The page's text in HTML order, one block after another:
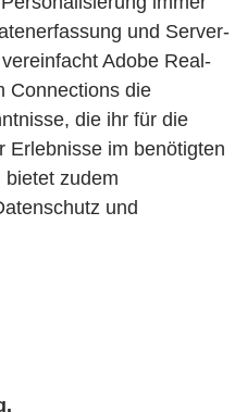
und Server-
Adobe Real-
Connections die
die ihr für die
Erlebnisse im benötigten
bietet zudem
und